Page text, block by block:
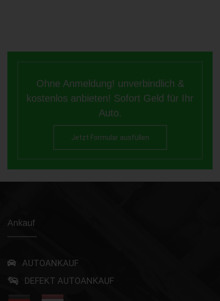
Ohne Anmeldung! unverbindlich &
kostenlos anbieten! Sofort Geld für Ihr
Auto.
Jetzt Formular ausfüllen
Ankauf
AUTOANKAUF
DEFEKT AUTOANKAUF